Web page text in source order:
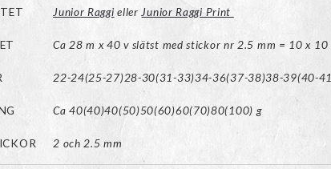
Junior Raggi ellerJunior Raggi Print
Ca 28 m x 40 v slätst med stickor nr 2.5 mm = 10 x 10
22-24(25-27)28-30(31-33)34-36(37-38)38-39(40-
Ca 40(40)40(50)50(60)60(70)80(100) g
2 och 2.5 mm